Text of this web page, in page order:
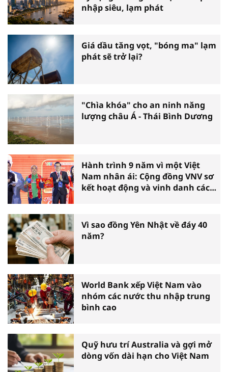
nhập siêu, lạm phát
Giá dầu tăng vọt, "bóng ma" lạm
phát sẽ trở lại?
"Chìa khóa" cho an ninh năng
lượng châu Á - Thái Bình Dương
Hành trình 9 năm vì một Việt
Nam nhân ái: Cộng đồng VNV sơ
kết hoạt động và vinh danh các
Vì sao đồng Yên Nhật về đáy 40
năm?
World Bank xếp Việt Nam vào
nhóm các nước thu nhập trung
bình cao
Quỹ hưu trí Australia và gợi mở
dòng vốn dài hạn cho Việt Nam